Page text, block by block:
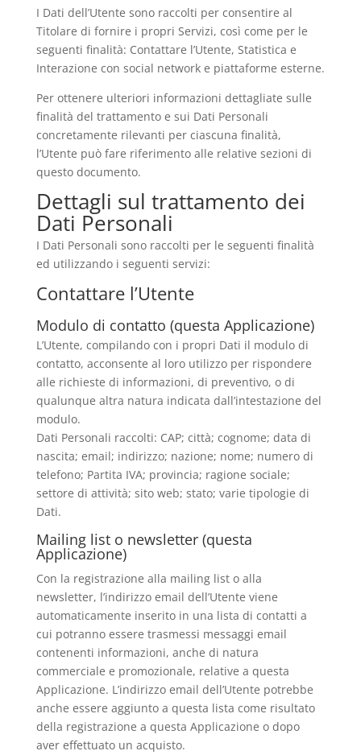
I Dati dell’Utente sono raccolti per consentire al
Titolare di fornire i propri Servizi, così come per le
seguenti finalità: Contattare l’Utente, Statistica e
Interazione con social network e piattaforme esterne.
Per ottenere ulteriori informazioni dettagliate sulle
finalità del trattamento e sui Dati Personali
concretamente rilevanti per ciascuna finalità,
l’Utente può fare riferimento alle relative sezioni di
questo documento.
Dettagli sul trattamento dei
Dati Personali
I Dati Personali sono raccolti per le seguenti finalità
ed utilizzando i seguenti servizi:
Contattare l’Utente
Modulo di contatto (questa Applicazione)
L’Utente, compilando con i propri Dati il modulo di
contatto, acconsente al loro utilizzo per rispondere
alle richieste di informazioni, di preventivo, o di
qualunque altra natura indicata dall’intestazione del
modulo.
Dati Personali raccolti: CAP; città; cognome; data di
nascita; email; indirizzo; nazione; nome; numero di
telefono; Partita IVA; provincia; ragione sociale;
settore di attività; sito web; stato; varie tipologie di
Dati.
Mailing list o newsletter (questa
Applicazione)
Con la registrazione alla mailing list o alla
newsletter, l’indirizzo email dell’Utente viene
automaticamente inserito in una lista di contatti a
cui potranno essere trasmessi messaggi email
contenenti informazioni, anche di natura
commerciale e promozionale, relative a questa
Applicazione. L’indirizzo email dell’Utente potrebbe
anche essere aggiunto a questa lista come risultato
della registrazione a questa Applicazione o dopo
aver effettuato un acquisto.